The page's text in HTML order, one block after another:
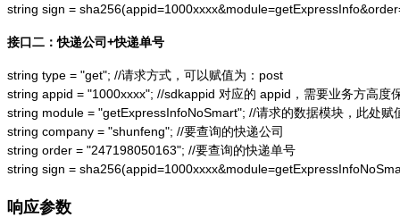
string sign =
接口二：快递公司+快递单号
string type = "get"; //请求方式，可以赋值为：post
string appid = "1000xxxx"; //sdkappid 对应的 appid，需要业务方高度
string module = "getExpressInfoNoSmart"; //请求的数据模块，此处赋
string company = "shunfeng"; //要查询的快递公司
string order = "247198050163"; //要查询的快递单号
string sign =
响应参数